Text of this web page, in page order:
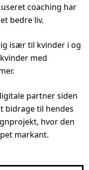
coaching har
bedre liv.
især til kvinder i og
med
partner siden
bidrage til hendes
hvor den
markant.